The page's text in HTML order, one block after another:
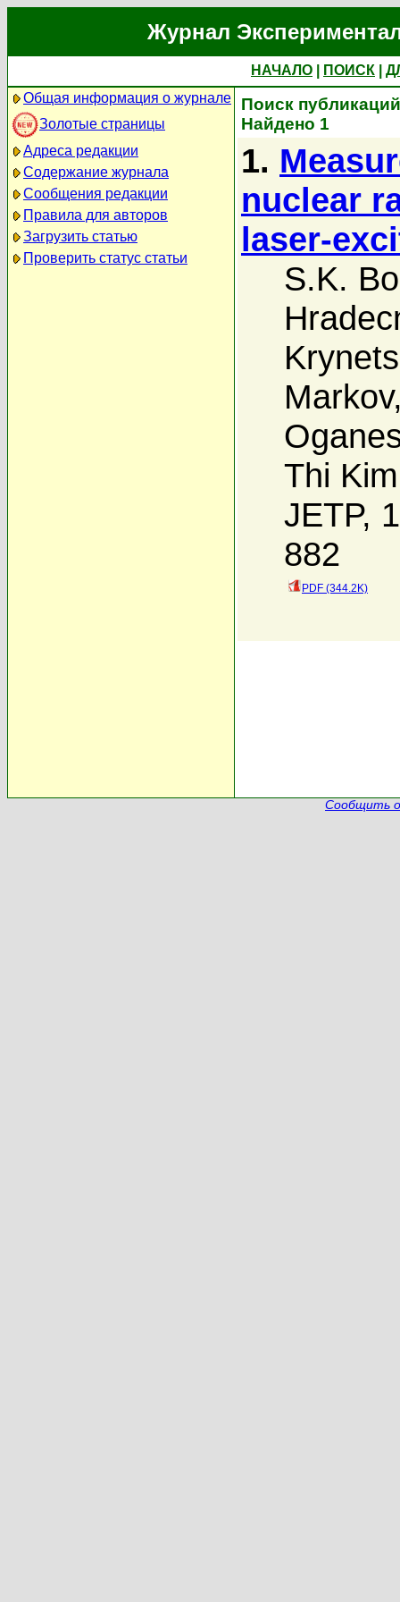
Журнал
НАЧАЛО ПОИСК
Общая информация о журнале
Золотые страницы
Адреса редакции
Содержание журнала
Сообщения редакции
Правила для авторов
Загрузить статью
Проверить статус статьи
Поиск
Найдено 1
1.
nuclear
laser-
S.K.
Markov
Thi
JETP,
882
PDF (344.2K)
Сообщить о